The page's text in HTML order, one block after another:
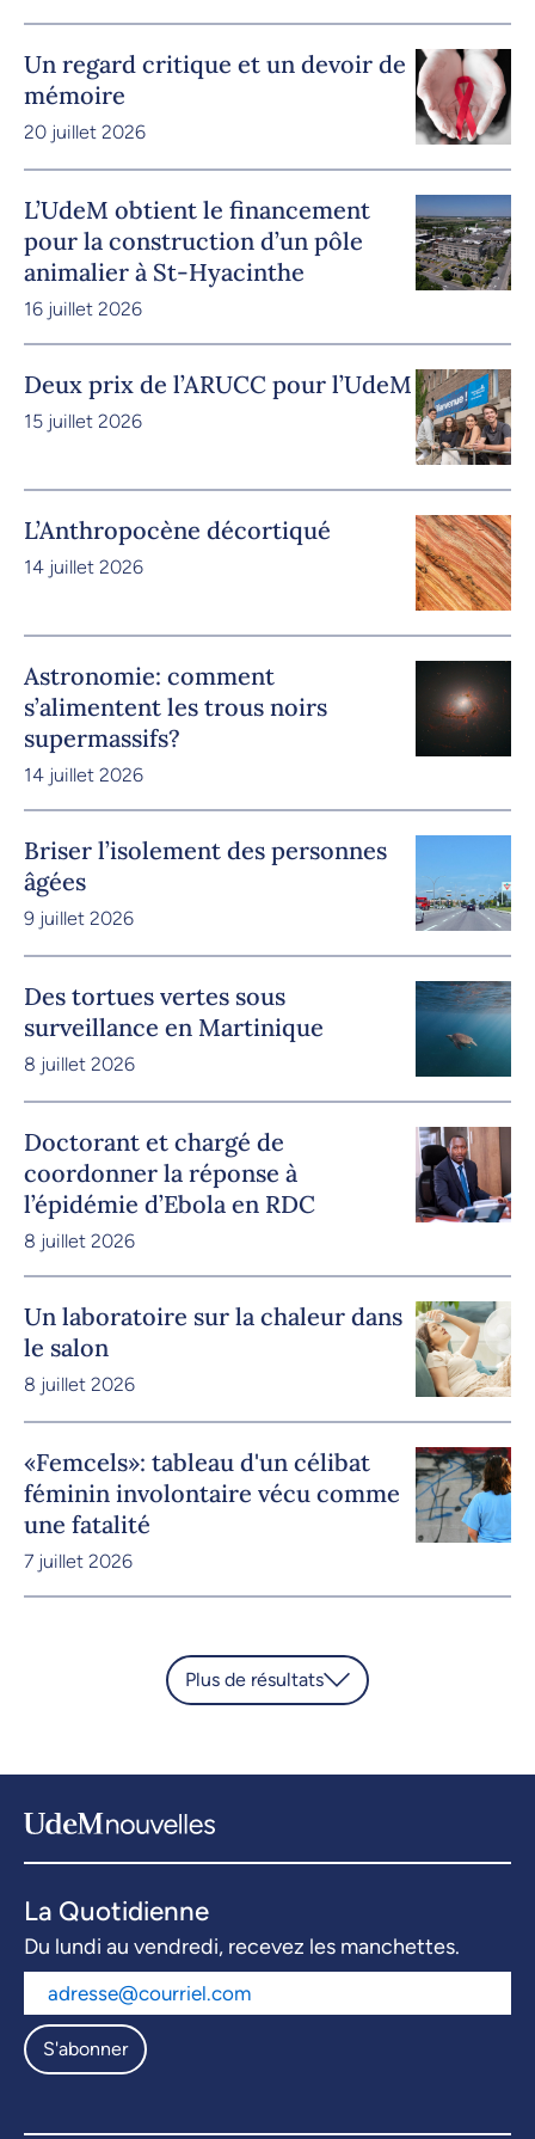
Un regard critique et un devoir de
mémoire
20 juillet 2026
L’UdeM obtient le financement
pour la construction d’un pôle
animalier à St-Hyacinthe
16 juillet 2026
Deux prix de l’ARUCC pour l’UdeM
15 juillet 2026
L’Anthropocène décortiqué
14 juillet 2026
Astronomie: comment
s’alimentent les trous noirs
supermassifs?
14 juillet 2026
Briser l’isolement des personnes
âgées
9 juillet 2026
Des tortues vertes sous
surveillance en Martinique
8 juillet 2026
Doctorant et chargé de
coordonner la réponse à
l’épidémie d’Ebola en RDC
8 juillet 2026
Un laboratoire sur la chaleur dans
le salon
8 juillet 2026
«Femcels»: tableau d'un célibat
féminin involontaire vécu comme
une fatalité
7 juillet 2026
Plus de résultats
La Quotidienne
Du lundi au vendredi, recevez les manchettes.
S'abonner